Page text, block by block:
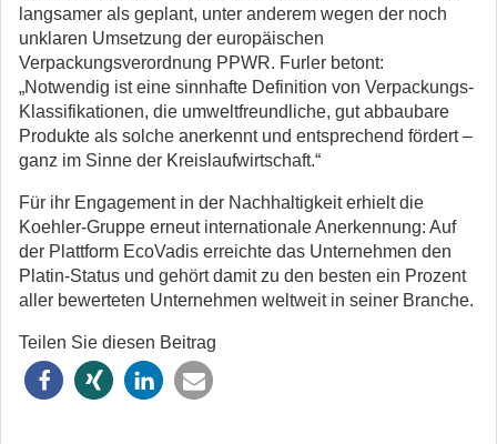
langsamer als geplant, unter anderem wegen der noch
unklaren Umsetzung der europäischen
Verpackungsverordnung PPWR. Furler betont:
„Notwendig ist eine sinnhafte Definition von Verpackungs-
Klassifikationen, die umweltfreundliche, gut abbaubare
Produkte als solche anerkennt und entsprechend fördert –
ganz im Sinne der Kreislaufwirtschaft.“
Für ihr Engagement in der Nachhaltigkeit erhielt die
Koehler-Gruppe erneut internationale Anerkennung: Auf
der Plattform EcoVadis erreichte das Unternehmen den
Platin-Status und gehört damit zu den besten ein Prozent
aller bewerteten Unternehmen weltweit in seiner Branche.
Teilen Sie diesen Beitrag